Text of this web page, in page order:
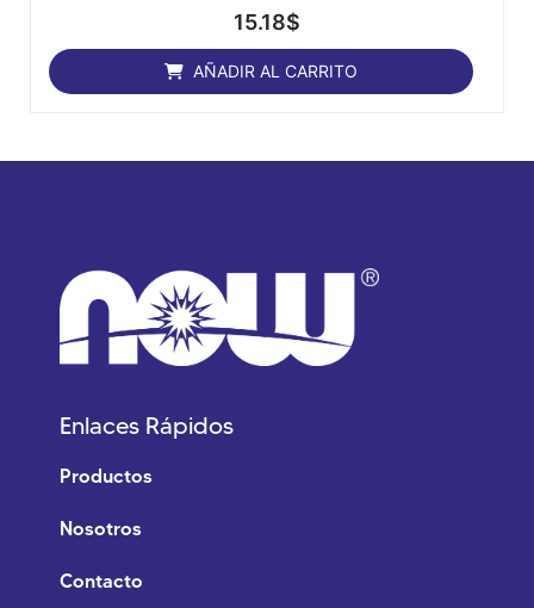
Valorado
con
0
de
5
15.18$
AÑADIR AL CARRITO
Enlaces Rápidos
Productos
Nosotros
Contacto